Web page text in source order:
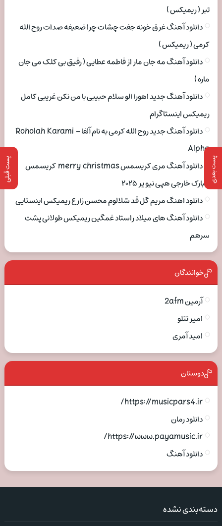
پست بعدی پست قبلی
تبر ( ریمیکس )
دانلود آهنگ غرق خونه جفت چشات چرا ضعیفه صدات روح الله
کرمی ( ریمیکس )
دانلود آهنگ مه جان مار از فاطمه عطایی ( رفیق بی کلک می جان
ماره )
دانلود آهنگ جدید اهورا الو سلام حبیبی با من نکن غریبی کامل
ریمیکس اینستاگرام
دانلود آهنگ جدید روح الله کرمی به نام آلفا Roholah Karami –
Alpha
دانلود آهنگ مری کریسمس merry christmas کریسمس
مبارک خارجی هپی نیو یر ۲۰۲۵
دانلود اهنگ مریم گل قد شلالوم محسن زارع ریمیکس اینستایی
دانلود آهنگ های میلاد راستاد غمگین ریمیکس طولانی پشت
سرهم
خوانندگان
آرمین 2afm
امیر تتلو
امید آمری
دوستان
https://musicpars4.ir/
دانلود رمان
https://www.payamusic.ir/
دانلود آهنگ
دسته‌بندی نشده